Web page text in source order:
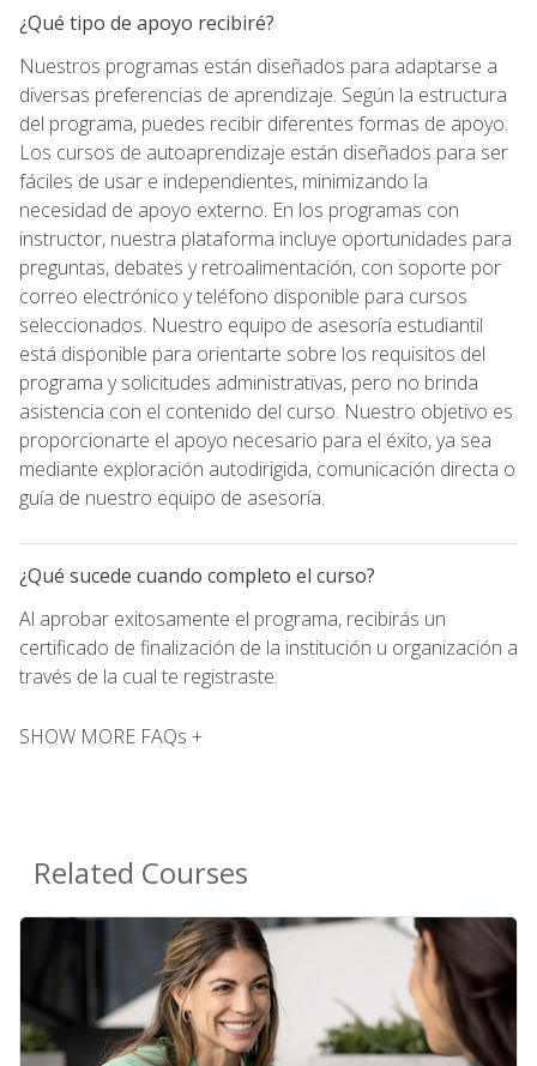
¿Qué tipo de apoyo recibiré?
Nuestros programas están diseñados para adaptarse a
diversas preferencias de aprendizaje. Según la estructura
del programa, puedes recibir diferentes formas de apoyo.
Los cursos de autoaprendizaje están diseñados para ser
fáciles de usar e independientes, minimizando la
necesidad de apoyo externo. En los programas con
instructor, nuestra plataforma incluye oportunidades para
preguntas, debates y retroalimentación, con soporte por
correo electrónico y teléfono disponible para cursos
seleccionados. Nuestro equipo de asesoría estudiantil
está disponible para orientarte sobre los requisitos del
programa y solicitudes administrativas, pero no brinda
asistencia con el contenido del curso. Nuestro objetivo es
proporcionarte el apoyo necesario para el éxito, ya sea
mediante exploración autodirigida, comunicación directa o
guía de nuestro equipo de asesoría.
¿Qué sucede cuando completo el curso?
Al aprobar exitosamente el programa, recibirás un
certificado de finalización de la institución u organización a
través de la cual te registraste.
SHOW MORE FAQs +
Related Courses